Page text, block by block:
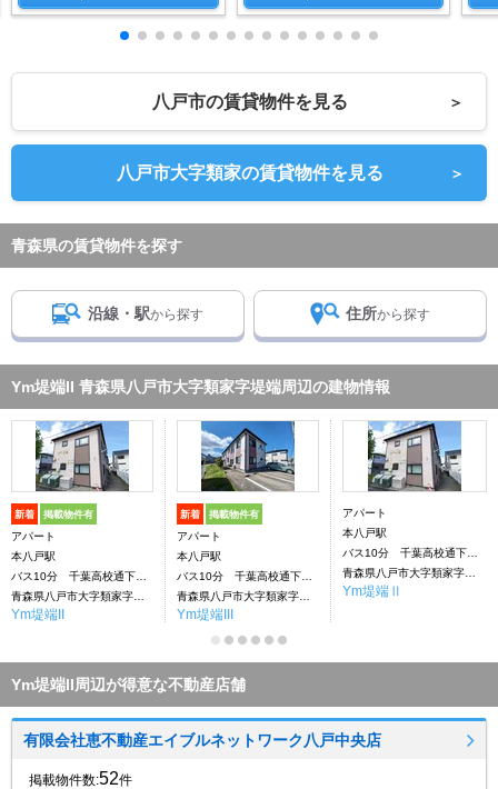
八戸市の賃貸物件を見る ＞
八戸市大字類家の賃貸物件を見る ＞
青森県の賃貸物件を探す
沿線・駅から探す 住所から探す
Ym堤端II 青森県八戸市大字類家字堤端周辺の建物情報
新着 掲載物件有
アパート
本八戸駅
バス10分 千葉高校通下車：停歩3分
Ym堤端II
新着 掲載物件有
アパート
本八戸駅
バス10分 千葉高校通下車：停歩3分
Ym堤端III
アパート
本八戸駅
バス10分 千葉高校通下車：停歩3分
Ym堤端Ⅱ
Ym堤端II周辺が得意な不動産店舗
有限会社恵不動産エイブルネットワーク八戸中央店
掲載物件数:52件